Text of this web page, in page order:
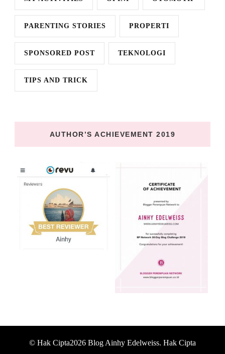
PARENTING STORIES PROPERTI
SPONSORED POST TEKNOLOGI
TIPS AND TRICK
AUTHOR’S ACHIEVEMENT 2019
© Hak Cipta2026 Blog Ainhy Edelweiss. Hak Cipta